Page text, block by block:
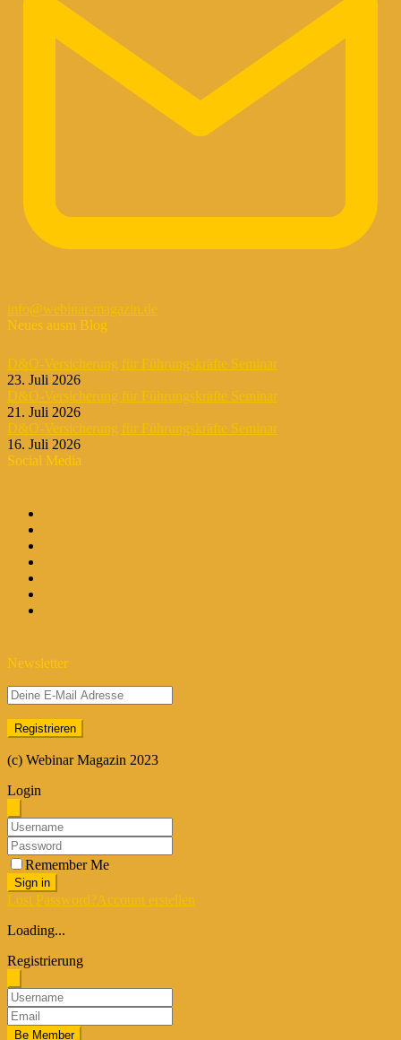
info@webinar-magazin.de
Neues ausm Blog
D&O-Versicherung für Führungskräfte Seminar
23. Juli 2026
D&O-Versicherung für Führungskräfte Seminar
21. Juli 2026
D&O-Versicherung für Führungskräfte Seminar
16. Juli 2026
Social Media
Newsletter
(c) Webinar Magazin 2023
Login
Remember Me
Sign in
Lost Password?Account erstellen
Loading...
Registrierung
Be Member